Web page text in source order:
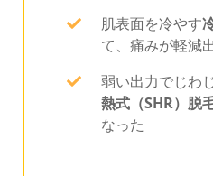
肌表面を冷やす
て、痛みが軽減
弱い出力でじわ
熱式（SHR）脱
なった